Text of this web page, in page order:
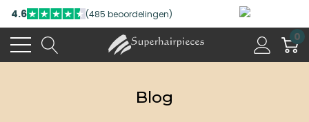
4.6 (485 beoordelingen)
0
Blog